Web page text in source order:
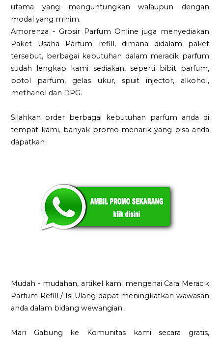
utama yang menguntungkan walaupun dengan
modal yang minim.
Amorenza - Grosir Parfum Online juga menyediakan
Paket Usaha Parfum refill, dimana didalam paket
tersebut, berbagai kebutuhan dalam meracik parfum
sudah lengkap kami sediakan, seperti bibit parfum,
botol parfum, gelas ukur, spuit injector, alkohol,
methanol dan DPG.
Silahkan order berbagai kebutuhan parfum anda di
tempat kami, banyak promo menarik yang bisa anda
dapatkan
Mudah - mudahan, artikel kami mengenai Cara Meracik
Parfum Refill / Isi Ulang dapat meningkatkan wawasan
anda dalam bidang wewangian.
Mari Gabung ke Komunitas kami secara gratis,